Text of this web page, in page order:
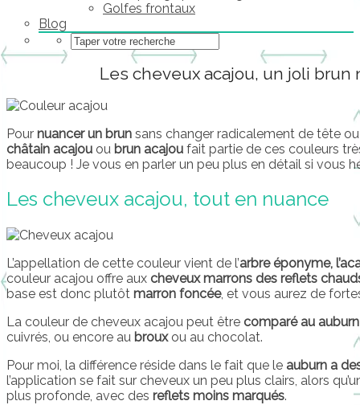
Golfes frontaux
Blog
Les cheveux acajou, un joli brun
Pour nuancer un brun sans changer radicalement de tête
châtain acajou ou brun acajou fait partie de ces couleurs
beaucoup ! Je vous en parler un peu plus en détail si vous
Les cheveux acajou, tout en nuance
L’appellation de cette couleur vient de l’arbre éponyme,
couleur acajou offre aux cheveux marrons des reflets
base est donc plutôt marron foncée, et vous aurez de
La couleur de cheveux acajou peut être comparé au auburn
cuivrés, ou encore au brouxou au chocolat.
Pour moi, la différence réside dans le fait que le auburn a
l’application se fait sur cheveux un peu plus clairs, alors
plus profonde, avec des reflets moins marqués.